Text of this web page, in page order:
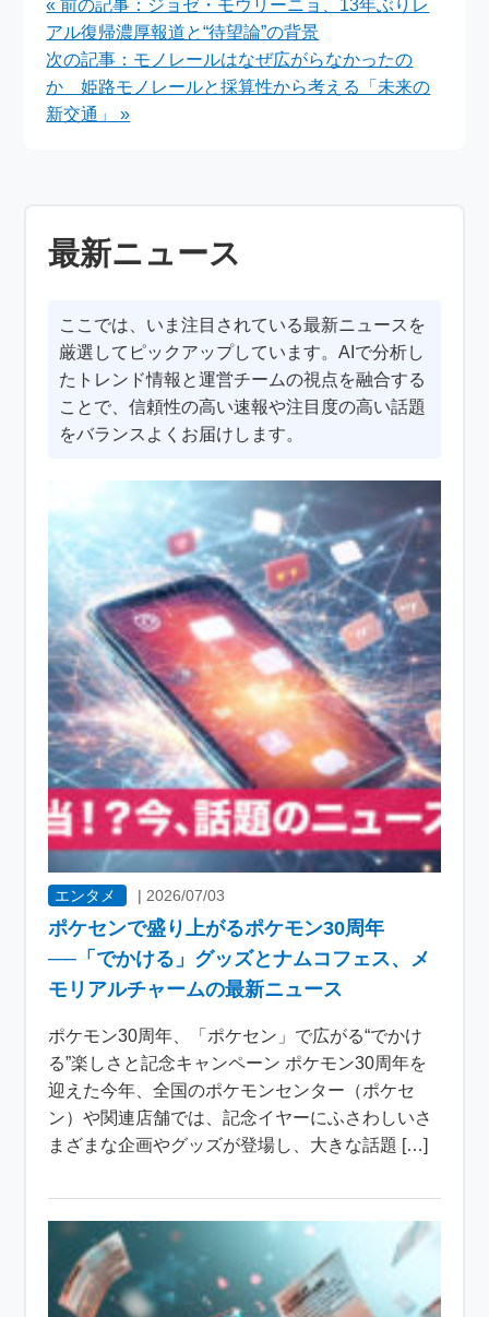
« 前の記事：ジョゼ・モウリーニョ、13年ぶりレ
アル復帰濃厚報道と“待望論”の背景
次の記事：モノレールはなぜ広がらなかったの
か 姫路モノレールと採算性から考える「未来の
新交通」 »
最新ニュース
ここでは、いま注目されている最新ニュースを
厳選してピックアップしています。AIで分析し
たトレンド情報と運営チームの視点を融合する
ことで、信頼性の高い速報や注目度の高い話題
をバランスよくお届けします。
エンタメ | 2026/07/03
ポケセンで盛り上がるポケモン30周年
──「でかける」グッズとナムコフェス、メ
モリアルチャームの最新ニュース
ポケモン30周年、「ポケセン」で広がる“でかけ
る”楽しさと記念キャンペーン ポケモン30周年を
迎えた今年、全国のポケモンセンター（ポケセ
ン）や関連店舗では、記念イヤーにふさわしいさ
まざまな企画やグッズが登場し、大きな話題 […]